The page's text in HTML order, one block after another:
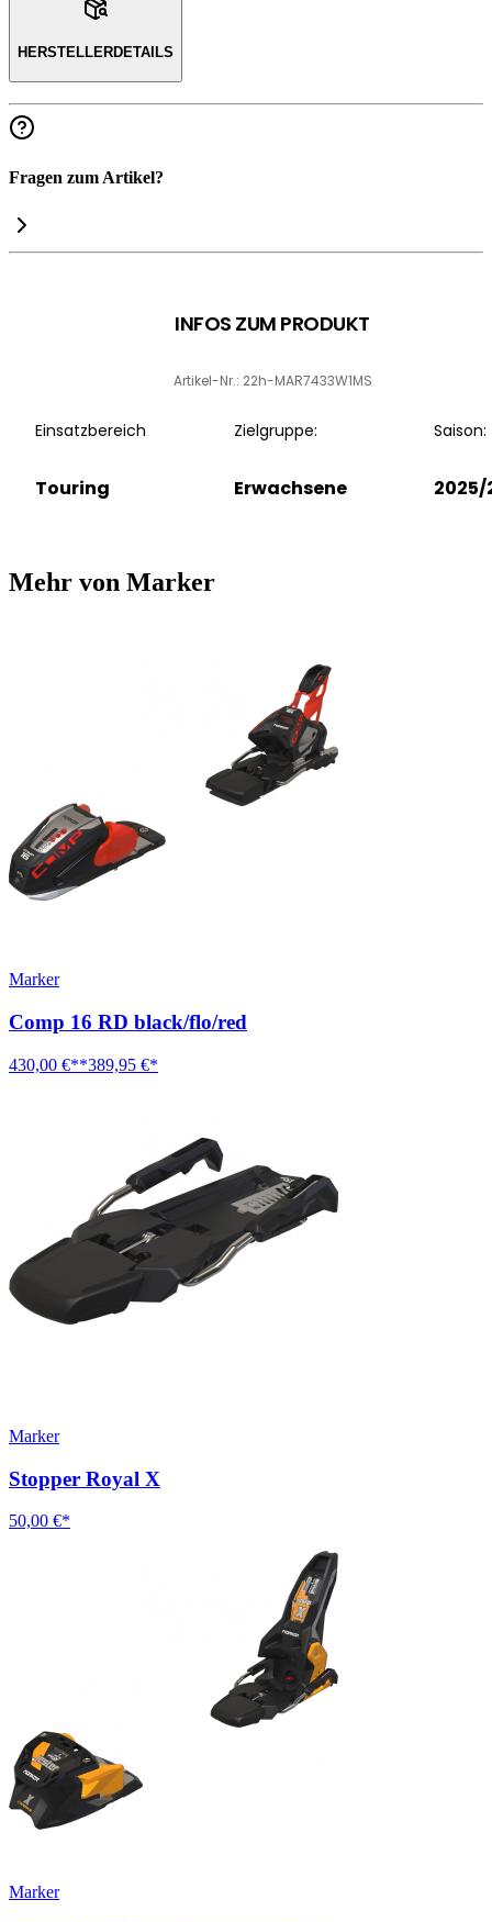
HERSTELLERDETAILS
Fragen zum Artikel?
INFOS ZUM PRODUKT
Artikel-Nr.: 22h-MAR7433W1MS
Einsatzbereich
Touring
Zielgruppe:
Erwachsene
Saison:
2025/
Mehr von Marker
Marker
Comp 16 RD black/flo/red
430,00 €**389,95 €*
Marker
Stopper Royal X
50,00 €*
Marker